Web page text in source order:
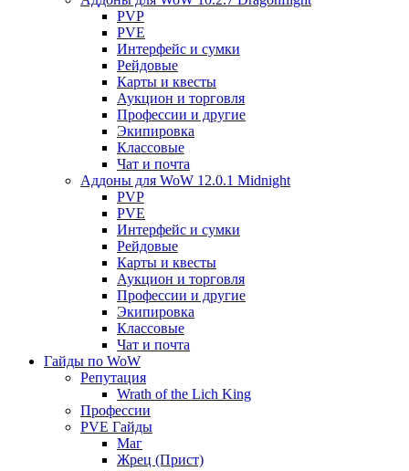
PVP
PVE
Интерфейс и сумки
Рейдовые
Карты и квесты
Аукцион и торговля
Профессии и другие
Экипировка
Классовые
Чат и почта
Аддоны для WoW 12.0.1 Midnight
PVP
PVE
Интерфейс и сумки
Рейдовые
Карты и квесты
Аукцион и торговля
Профессии и другие
Экипировка
Классовые
Чат и почта
Гайды по WoW
Репутация
Wrath of the Lich King
Профессии
PVE Гайды
Маг
Жрец (Прист)